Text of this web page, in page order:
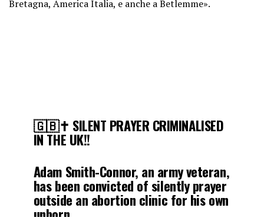
Bretagna, America Italia, e anche a Betlemme».
🇬🇧✝️ SILENT PRAYER CRIMINALISED
IN THE UK!!
Adam Smith-Connor, an army veteran,
has been convicted of silently prayer
outside an abortion clinic for his own
unborn